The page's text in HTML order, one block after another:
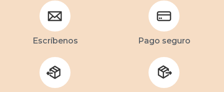
Escríbenos Pago seguro